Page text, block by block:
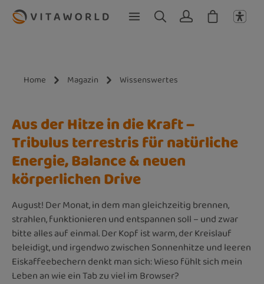
Zum Hauptinhalt springen
Home Magazin Wissenswertes
Aus der Hitze in die Kraft –
Tribulus terrestris für natürliche
Energie, Balance & neuen
körperlichen Drive
August! Der Monat, in dem man gleichzeitig brennen,
strahlen, funktionieren und entspannen soll – und zwar
bitte alles auf einmal. Der Kopf ist warm, der Kreislauf
beleidigt, und irgendwo zwischen Sonnenhitze und leeren
Eiskaffeebechern denkt man sich: Wieso fühlt sich mein
Leben an wie ein Tab zu viel im Browser?